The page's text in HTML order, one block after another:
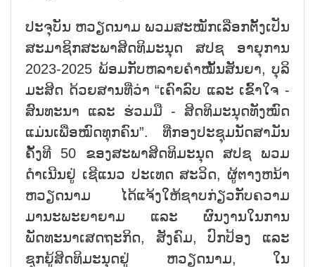
ປະຈຸບັນ ຫວຽດນາມ ພວມສະໝັກເລືອກຕັ້ງເປັນ
ສະມາຊິກສະພາສິດທິມະນຸດ ສປຊ ອາຍຸການ
2023-2025 ພ້ອມກັບຫລາຍຄຳໝັ້ນສັນຍາ, ບຸລິ
ມະສິດ ດ້ວຍສານທີ່ວ່າ “ເຄົາລົບ ແລະ ເຂົ້າໃຈ -
ສົນທະນາ ແລະ ຮ່ວມມື - ສິດທິມະນຸດທັງໝົດ
ແມ່ນເພື່ອໝົດທຸກຄົນ”. ທີ່ກອງປະຊຸມນັດສາມັນ
ຄັ້ງທີ 50 ຂອງສະພາສິດທິມະນຸດ ສປຊ ພວມ
ດຳເນີນຢູ່ ເຊີແນວ ປະເທດ ສະວິດ, ຜູ້ຕາງຫນ້າ
ຫວຽດນາມ ໄດ້ແຈ້ງໃຫ້ຊາບກ່ຽວກັບຄວາມ
ມານະພະຍາຍາມ ແລະ ຜົນງານໃນການ
ພັດທະນາເສດຖະກິດ, ສັງຄົມ, ປົກປ້ອງ ແລະ
ຊຸກຍູ້ສິດທິມະນຸດຢູ່ ຫວຽດນາມ, ໃນ